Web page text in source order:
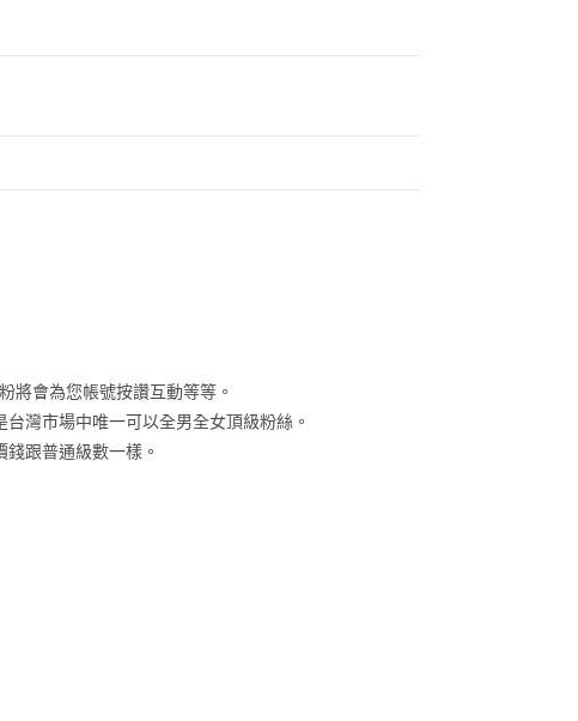
將會為您帳號按讚互動等等。
灣市場中唯一可以全男全女頂級粉絲。
跟普通級數一樣。